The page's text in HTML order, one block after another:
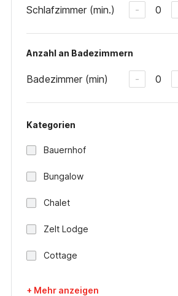
Schlafzimmer (min.) - 0
Anzahl an Badezimmern
Badezimmer (min) - 0
Kategorien
Bauernhof
Bungalow
Chalet
Zelt Lodge
Cottage
+ Mehr anzeigen